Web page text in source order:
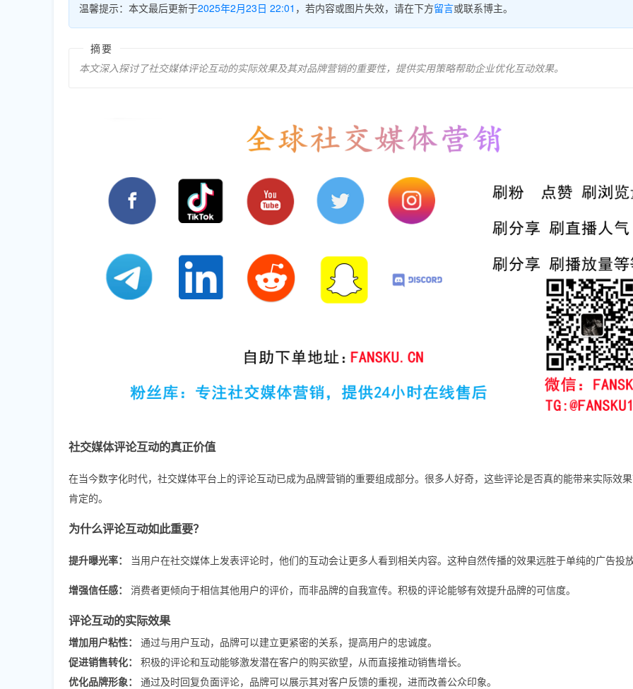
温馨提示：本文最后更新于2025年2月23日 22:01 ，若内容或图片失效，请在下方留言或联系博主。
摘要
本文深入探讨了社交媒体评论互动的实际效果及其对品牌营销的重要性，提供实用策略帮助企业优化互动效果。
社交媒体评论互动的真正价值
在当今数字化时代，社交媒体平台上的评论互动已成为品牌营销的重要组成部分。很多人好奇，这些评论是否真的能带来实际效
肯定的。
为什么评论互动如此重要？
提升曝光率： 当用户在社交媒体上发表评论时，他们的互动会让更多人看到相关内容。这种自然传播的效果远胜于单纯的广告投
增强信任感： 消费者更倾向于相信其他用户的评价，而非品牌的自我宣传。积极的评论能够有效提升品牌的可信度。
评论互动的实际效果
增加用户粘性：
通过与用户互动，品牌可以建立更紧密的关系，提高用户的忠诚度。
促进销售转化：
积极的评论和互动能够激发潜在客户的购买欲望，从而直接推动销售增长。
优化品牌形象：
通过及时回复负面评论，品牌可以展示其对客户反馈的重视，进而改善公众印象。